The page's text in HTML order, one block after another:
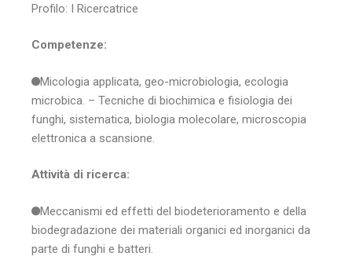
Profilo: I Ricercatrice
Competenze:
Micologia applicata, geo-microbiologia, ecologia
microbica. – Tecniche di biochimica e fisiologia dei
funghi, sistematica, biologia molecolare, microscopia
elettronica a scansione.
Attività di ricerca:
Meccanismi ed effetti del biodeterioramento e della
biodegradazione dei materiali organici ed inorganici da
parte di funghi e batteri.